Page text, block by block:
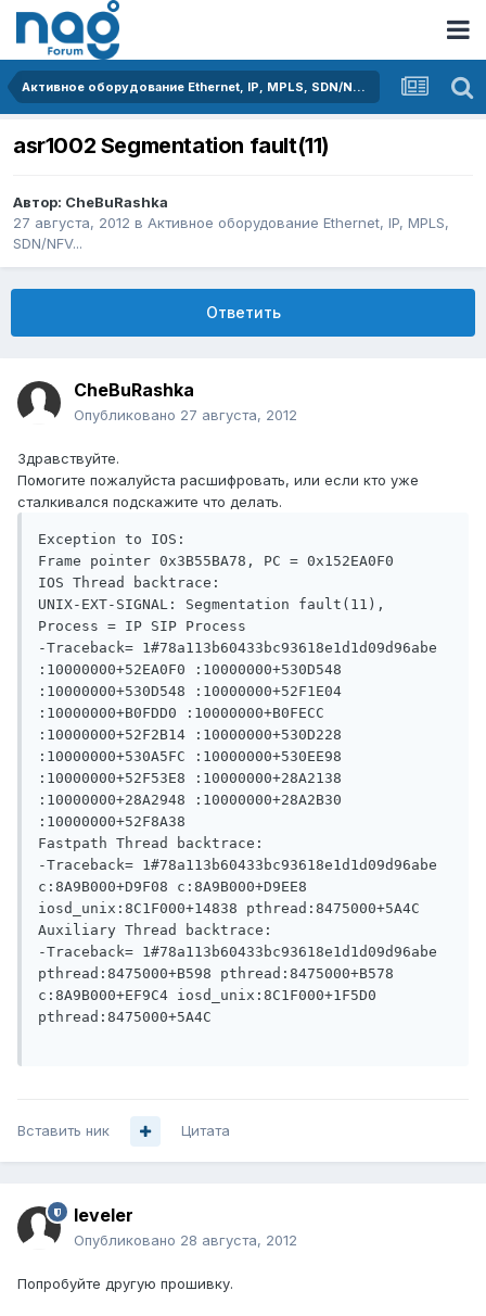
Активное оборудование Ethernet, IP, MPLS, SDN/NFV...
asr1002 Segmentation fault(11)
Автор: CheBuRashka
27 августа, 2012 в Активное оборудование Ethernet, IP, MPLS,
SDN/NFV...
Ответить
CheBuRashka
Опубликовано 27 августа, 2012
Здравствуйте.
Помогите пожалуйста расшифровать, или если кто уже
сталкивался подскажите что делать.
Exception to IOS:
Frame pointer 0x3B55BA78, PC = 0x152EA0F0
IOS Thread backtrace:
UNIX-EXT-SIGNAL: Segmentation fault(11),
Process = IP SIP Process
-Traceback= 1#78a113b60433bc93618e1d1d09d96abe
:10000000+52EA0F0 :10000000+530D548
:10000000+530D548 :10000000+52F1E04
:10000000+B0FDD0 :10000000+B0FECC
:10000000+52F2B14 :10000000+530D228
:10000000+530A5FC :10000000+530EE98
:10000000+52F53E8 :10000000+28A2138
:10000000+28A2948 :10000000+28A2B30
:10000000+52F8A38
Fastpath Thread backtrace:
-Traceback= 1#78a113b60433bc93618e1d1d09d96abe
c:8A9B000+D9F08 c:8A9B000+D9EE8
iosd_unix:8C1F000+14838 pthread:8475000+5A4C
Auxiliary Thread backtrace:
-Traceback= 1#78a113b60433bc93618e1d1d09d96abe
pthread:8475000+B598 pthread:8475000+B578
c:8A9B000+EF9C4 iosd_unix:8C1F000+1F5D0
pthread:8475000+5A4C
Вставить ник Цитата
leveler
Опубликовано 28 августа, 2012
Попробуйте другую прошивку.